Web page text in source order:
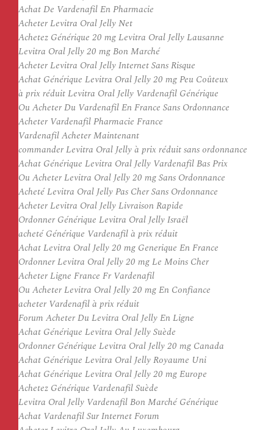
Achat De Vardenafil En Pharmacie
Acheter Levitra Oral Jelly Net
Achetez Générique 20 mg Levitra Oral Jelly Lausanne
Levitra Oral Jelly 20 mg Bon Marché
Acheter Levitra Oral Jelly Internet Sans Risque
Achat Générique Levitra Oral Jelly 20 mg Peu Coûteux
à prix réduit Levitra Oral Jelly Vardenafil Générique
Ou Acheter Du Vardenafil En France Sans Ordonnance
Acheter Vardenafil Pharmacie France
Vardenafil Acheter Maintenant
commander Levitra Oral Jelly à prix réduit sans ordonnance
Achat Générique Levitra Oral Jelly Vardenafil Bas Prix
Ou Acheter Levitra Oral Jelly 20 mg Sans Ordonnance
Acheté Levitra Oral Jelly Pas Cher Sans Ordonnance
Acheter Levitra Oral Jelly Livraison Rapide
Ordonner Générique Levitra Oral Jelly Israël
acheté Générique Vardenafil à prix réduit
Achat Levitra Oral Jelly 20 mg Generique En France
Ordonner Levitra Oral Jelly 20 mg Le Moins Cher
Acheter Ligne France Fr Vardenafil
Ou Acheter Levitra Oral Jelly 20 mg En Confiance
acheter Vardenafil à prix réduit
Forum Acheter Du Levitra Oral Jelly En Ligne
Achat Générique Levitra Oral Jelly Suède
Ordonner Générique Levitra Oral Jelly 20 mg Canada
Achat Générique Levitra Oral Jelly Royaume Uni
Achat Générique Levitra Oral Jelly 20 mg Europe
Achetez Générique Vardenafil Suède
Levitra Oral Jelly Vardenafil Bon Marché Générique
Achat Vardenafil Sur Internet Forum